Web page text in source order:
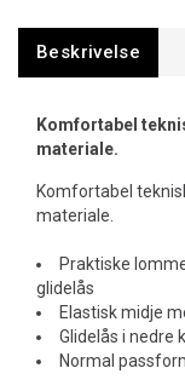
Beskrivelse
Komfortabel
materiale.
Komfortabel
materiale.
Praktiske
glidelås
Elastisk midje
Glidelås i nedre
Normal